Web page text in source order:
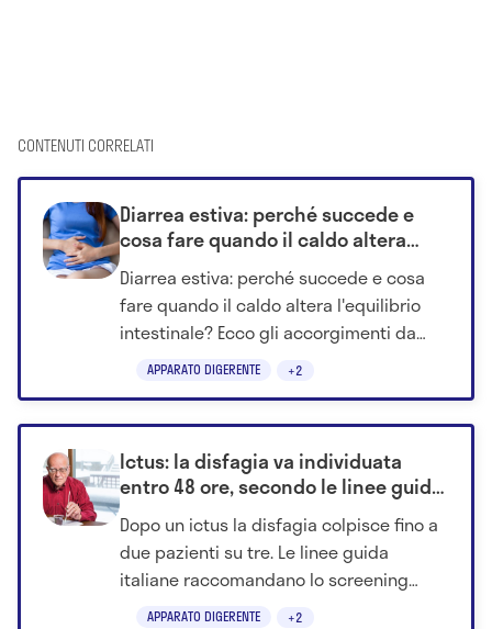
CONTENUTI CORRELATI
APPARATO DIGERENTE +2
Diarrea estiva: perché succede e
cosa fare quando il caldo altera
l'equilibrio intestinale
Diarrea estiva: perché succede e cosa
fare quando il caldo altera l'equilibrio
intestinale? Ecco gli accorgimenti da
seguire per evitare complicazioni.
APPARATO DIGERENTE +2
Ictus: la disfagia va individuata
entro 48 ore, secondo le linee guida
italiane
Dopo un ictus la disfagia colpisce fino a
due pazienti su tre. Le linee guida
italiane raccomandano lo screening
della deglutizione entro 24-48 ore.